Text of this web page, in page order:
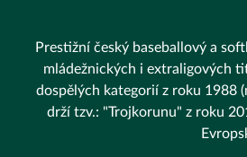
Prestižní český baseballový a
mládežnických i extraligových
dospělých kategorií z roku 1988
drží tzv.: "Trojkorunu" z roku